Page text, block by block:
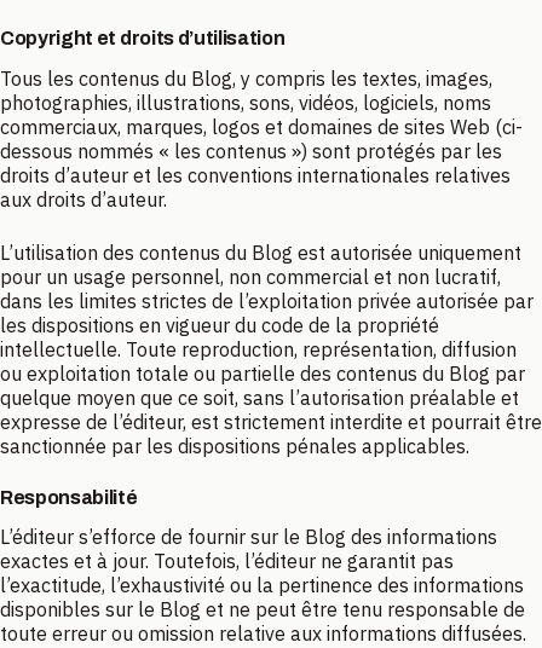
Copyright et droits d’utilisation
Tous les contenus du Blog, y compris les textes, images,
photographies, illustrations, sons, vidéos, logiciels, noms
commerciaux, marques, logos et domaines de sites Web (ci-
dessous nommés « les contenus ») sont protégés par les
droits d’auteur et les conventions internationales relatives
aux droits d’auteur.
L’utilisation des contenus du Blog est autorisée uniquement
pour un usage personnel, non commercial et non lucratif,
dans les limites strictes de l’exploitation privée autorisée par
les dispositions en vigueur du code de la propriété
intellectuelle. Toute reproduction, représentation, diffusion
ou exploitation totale ou partielle des contenus du Blog par
quelque moyen que ce soit, sans l’autorisation préalable et
expresse de l’éditeur, est strictement interdite et pourrait être
sanctionnée par les dispositions pénales applicables.
Responsabilité
L’éditeur s’efforce de fournir sur le Blog des informations
exactes et à jour. Toutefois, l’éditeur ne garantit pas
l’exactitude, l’exhaustivité ou la pertinence des informations
disponibles sur le Blog et ne peut être tenu responsable de
toute erreur ou omission relative aux informations diffusées.